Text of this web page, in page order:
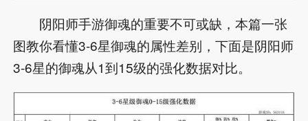
阴阳师手游御魂的重要不可或缺，本篇一张
图教你看懂3-6星御魂的属性差别，下面是阴阳师
3-6星的御魂从1到15级的强化数据对比。